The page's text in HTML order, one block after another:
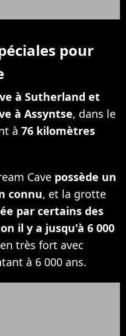
pour
à Sutherland et
à Assyntse, dans le
à 76 kilomètres
Cave possède un
connu, et la grotte
par certains des
il y a jusqu'à 6 000
très fort avec
à 6 000 ans.